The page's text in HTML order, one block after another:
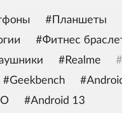
#Планшеты
#Фитнес
#Realme
#Geekbench
#Android 13